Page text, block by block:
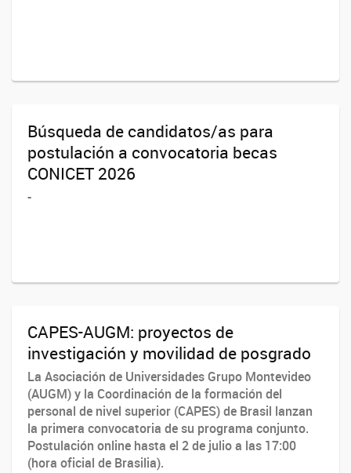
Búsqueda de candidatos/as para
postulación a convocatoria becas
CONICET 2026
-
CAPES-AUGM: proyectos de
investigación y movilidad de posgrado
La Asociación de Universidades Grupo Montevideo
(AUGM) y la Coordinación de la formación del
personal de nivel superior (CAPES) de Brasil lanzan
la primera convocatoria de su programa conjunto.
Postulación online hasta el 2 de julio a las 17:00
(hora oficial de Brasilia).